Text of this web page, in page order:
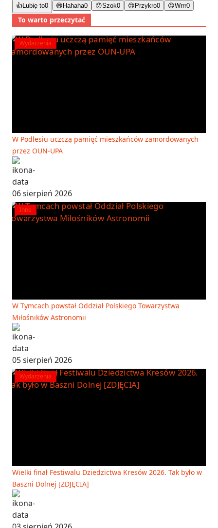
👍 Lubię to0 😄 Hahaha0 😯Szok0 😢 Przykro0 😡Wrrr0
To warto przeczytać
Wydarzenia
W Podlesiu uczczą pamięć mieszkańców zamordowanych
przez OUN-UPA
06 sierpień 2026
Inne
W Tymcach powstał Oddział Polskiego Towarzystwa
Miłośników Astronomii
05 sierpień 2026
Wydarzenia
Wielki finał Festiwalu Dziedzictwa Kresów 2026. Tak było w
Baszni Dolnej [ZDJĘCIA]